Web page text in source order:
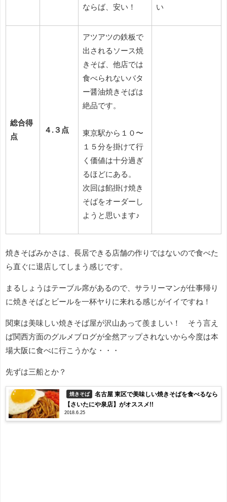
ならば、安い！
い
総合得
点
４.３点
アツアツの鉄板で
出されるソース焼
きそば、他店では
食べられないバタ
ー醤油焼きそばは
絶品です。
東京駅から１０〜
１５分を掛けて行
く価値は十分過ぎ
るほどにある。
次回は餡掛け焼き
そばをオーダーし
ようと思います♪
焼きそばみかさは、長居できる店舗の作りではないので食べた
ら直ぐに退店してしまう感じです。
まるしょうはテーブル席があるので、サラリーマンが仕事帰り
に焼きそばとビールを一杯ヤりに来れる感じがイイですね！
関東は美味しい焼きそば屋が沢山あって羨ましい！ そう言え
ば関西方面のグルメブログが全然アップされないから今度は本
場大阪に食べに行こうかな・・・
先ずは三船とか？
焼きそば
名古屋 東区で美味しい焼きそばを食べるなら
【さいたにや泉店】がオススメ!!
2018.6.25